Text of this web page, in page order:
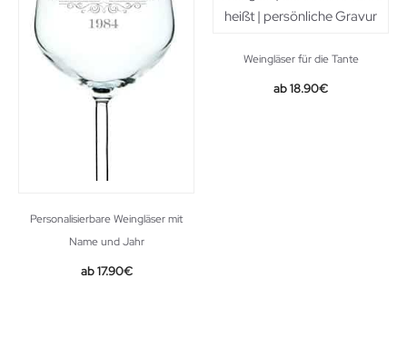
Personalisierbare Weingläser mit
Name und Jahr
17.90€
Weingläser für die Tante
18.90€